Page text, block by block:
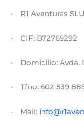
· R1 Aventuras SLU
· CIF: B72769292
· Domicilio: Avda.
· Tfno:602 539
· Mail: